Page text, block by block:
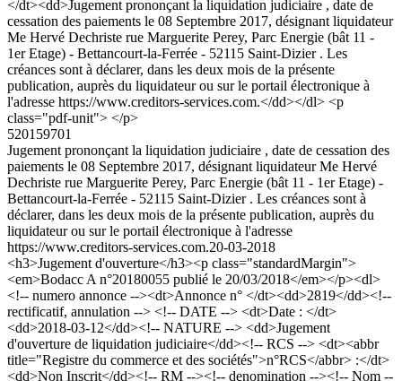
</dt><dd>Jugement prononçant la liquidation judiciaire , date de
cessation des paiements le 08 Septembre 2017, désignant liquidateur
Me Hervé Dechriste rue Marguerite Perey, Parc Energie (bât 11 -
1er Etage) - Bettancourt-la-Ferrée - 52115 Saint-Dizier . Les
créances sont à déclarer, dans les deux mois de la présente
publication, auprès du liquidateur ou sur le portail électronique à
l'adresse https://www.creditors-services.com.</dd></dl> <p
class="pdf-unit"> </p>
520159701
Jugement prononçant la liquidation judiciaire , date de cessation des
paiements le 08 Septembre 2017, désignant liquidateur Me Hervé
Dechriste rue Marguerite Perey, Parc Energie (bât 11 - 1er Etage) -
Bettancourt-la-Ferrée - 52115 Saint-Dizier . Les créances sont à
déclarer, dans les deux mois de la présente publication, auprès du
liquidateur ou sur le portail électronique à l'adresse
https://www.creditors-services.com.20-03-2018
<h3>Jugement d'ouverture</h3><p class="standardMargin">
<em>Bodacc A n°20180055 publié le 20/03/2018</em></p><dl>
<!-- numero annonce --><dt>Annonce n° </dt><dd>2819</dd><!--
rectificatif, annulation --> <!-- DATE --> <dt>Date : </dt>
<dd>2018-03-12</dd><!-- NATURE --> <dd>Jugement
d'ouverture de liquidation judiciaire</dd><!-- RCS --> <dt><abbr
title="Registre du commerce et des sociétés">n°RCS</abbr> :</dt>
<dd>Non Inscrit</dd><!-- RM --><!-- denomination --><!-- Nom --